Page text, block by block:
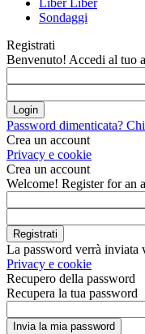
Liber Liber
Sondaggi
Registrati
Benvenuto! Accedi al tuo
Password dimenticata?
Crea un account
Privacy e cookie
Crea un account
Welcome! Register for an
La password verrà inviata
Privacy e cookie
Recupero della password
Recupera la tua password